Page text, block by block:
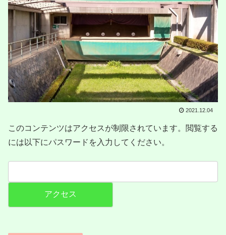
2021.12.04
このコンテンツはアクセスが制限されています。閲覧する
には以下にパスワードを入力してください。